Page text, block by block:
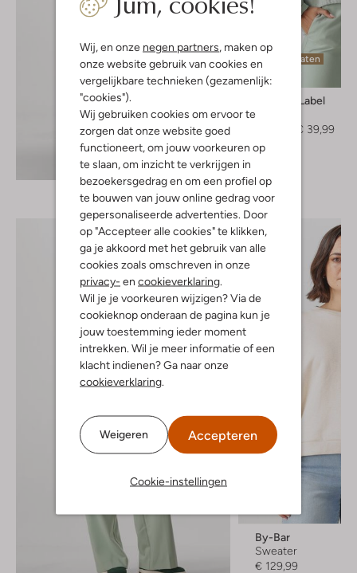
Wij, en onze negen partners , maken op
onze website gebruik van cookies en
vergelijkbare technieken (gezamenlijk:
"cookies").
Wij gebruiken cookies om ervoor te
zorgen dat onze website goed
functioneert, om jouw voorkeuren op
te slaan, om inzicht te verkrijgen in
bezoekersgedrag en om een profiel op
te bouwen van jouw online gedrag voor
gepersonaliseerde advertenties. Door
op "Accepteer alle cookies" te klikken,
ga je akkoord met het gebruik van alle
cookies zoals omschreven in onze
privacy- en cookieverklaring
Wil je je voorkeuren wijzigen? Via de
cookieknop onderaan de pagina kun je
jouw toestemming ieder moment
intrekken. Wil je meer informatie of een
klacht indienen? Ga naar onze
cookieverklaring
Weigeren Accepteren
Cookie-instellingen
Ontdek de look
Laatste maten
-60%
Another Label
Blouse
€ 39,99
By-Bar
Sweater
€ 129,99